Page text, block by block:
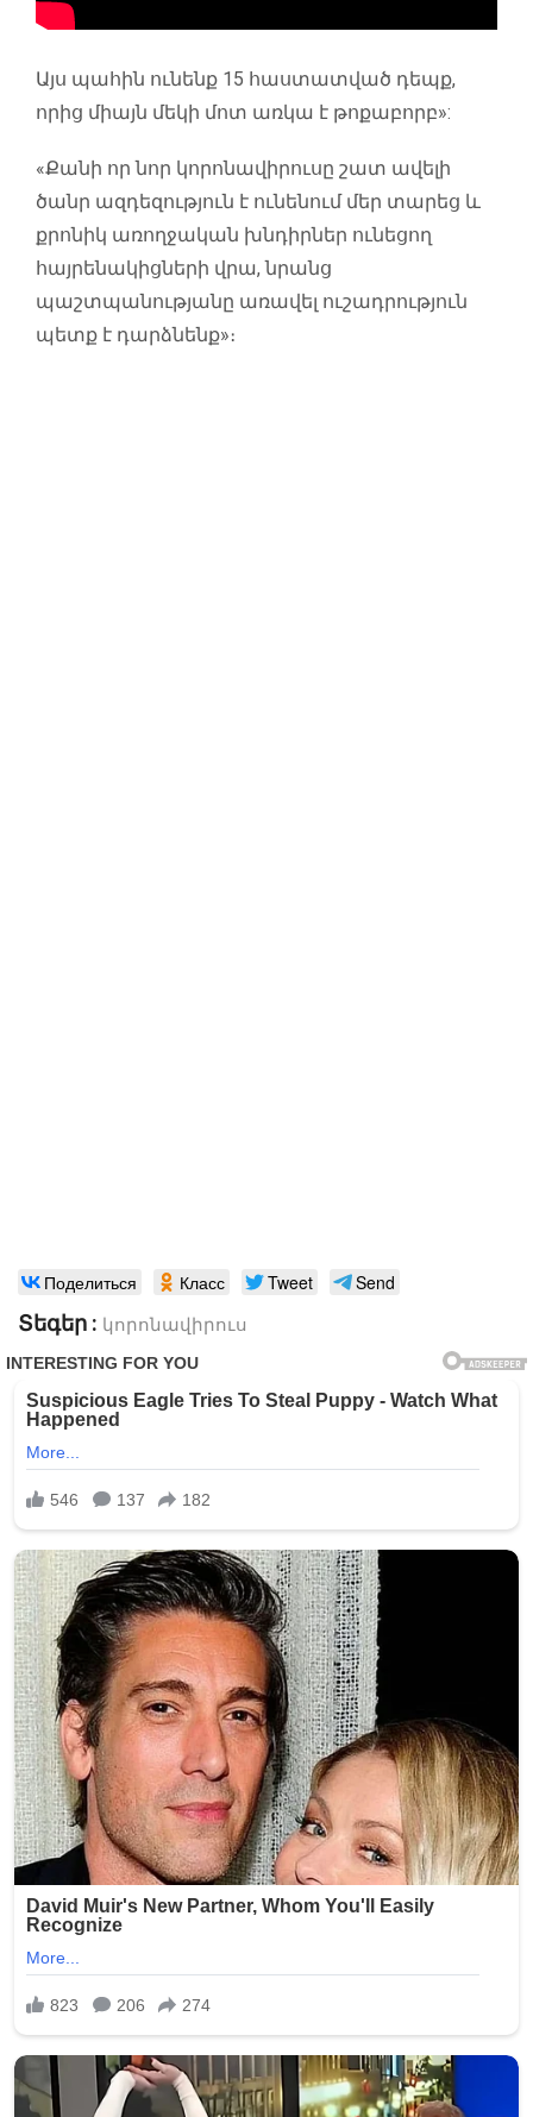
Այս պահին ունենք 15 հաստատված դեպք,
որից միայն մեկի մոտ առկա է թոքաբորբ»:
«Քանի որ նոր կորոնավիրուսը շատ ավելի
ծանր ազդեզություն է ունենում մեր տարեց և
քրոնիկ առողջական խնդիրներ ունեցող
հայրենակիցների վրա, նրանց
պաշտպանությանը առավել ուշադրություն
պետք է դարձնենք»։
Поделиться Класс Tweet Send
Տեգեր : կորոնավիրուս